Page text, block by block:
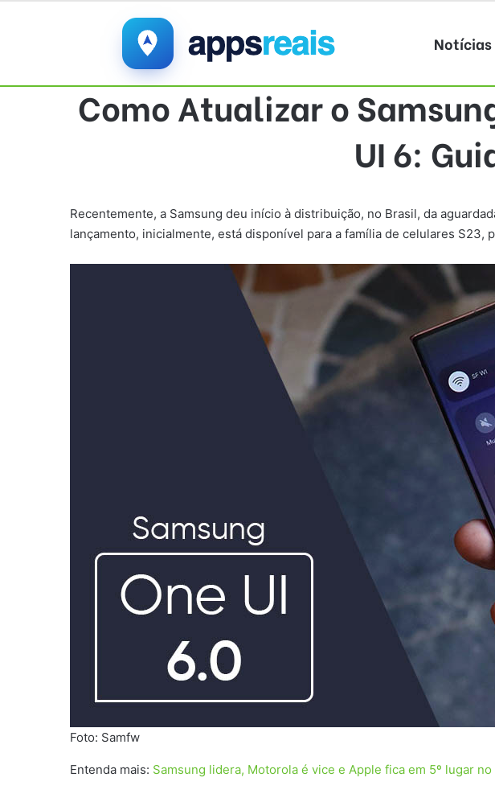
Notícias
Como Atualizar o
UI 6:
Recentemente, a Samsung deu início à distribuição, no Brasil, da
lançamento, inicialmente, está disponível para a família de celulares
Foto: Samfw
Entenda mais: Samsung lidera, Motorola é vice e Apple fica em 5º lugar